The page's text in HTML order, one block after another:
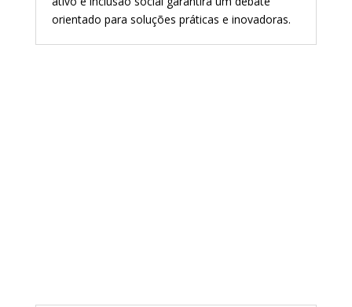
orientado para soluções práticas e inovadoras.